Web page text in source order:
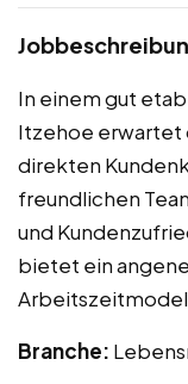
In einem gut
Itzehoe erwartet
direkten
freundlichen
und
bietet ein
Branche: